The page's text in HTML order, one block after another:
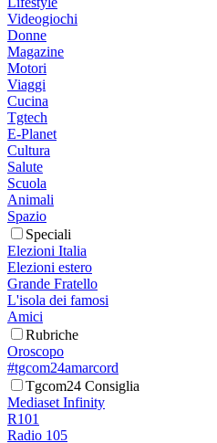
Videogiochi
Donne
Magazine
Motori
Viaggi
Cucina
Tgtech
E-Planet
Cultura
Salute
Scuola
Animali
Spazio
Speciali
Elezioni Italia
Elezioni estero
Grande Fratello
L'isola dei famosi
Amici
Rubriche
Oroscopo
#tgcom24amarcord
Tgcom24 Consiglia
Mediaset Infinity
R101
Radio 105